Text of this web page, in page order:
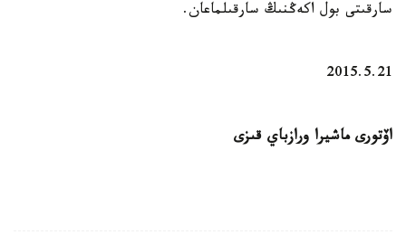
سارقىتى بول اكەڭنىڭ سارقىلماعان.
2015.5.21
اۆتورى ماشيرا ورازباي قىزى